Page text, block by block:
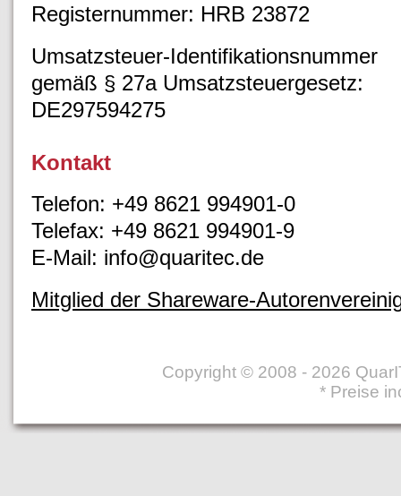
Registernummer: HRB 23872
Umsatzsteuer-Identifikationsnummer
gemäß § 27a Umsatzsteuergesetz:
DE297594275
Kontakt
Telefon: +49 8621 994901-0
Telefax: +49 8621 994901-9
E-Mail: info@quaritec.de
Mitglied der Shareware-
Copyright © 2008 - 2026
* Preise